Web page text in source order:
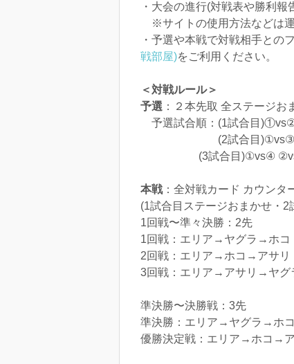
・大会の進行(対戦表や勝利報
※サイトの使用方法などは
・予選や本戦で対戦相手との
戦部屋)をご利用ください。
＜対戦ルール＞
予選 ：２本先取 全ステージ
予選試合順：(1試合目
(2試合目)①vs③ ②vs④
(3試合目)①vs④ ②vs③
本戦：全対戦カード カウンタ
(1試合目ステージおまかせ・
1回戦〜準々決勝：2先
1回戦：エリア→ヤグラ→ホコ
2回戦：エリア→ホコ→アサリ
3回戦：エリア→アサリ→ヤグ
準決勝〜決勝戦：3先
準決勝：エリア→ヤグラ→ホ
優勝決定戦：エリア→ホコ→